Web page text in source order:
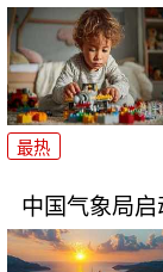
最热
中国气象局